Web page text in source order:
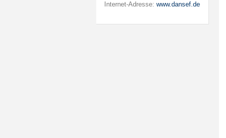
Internet-Adresse:www.dansef.de